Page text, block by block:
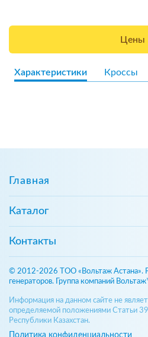
Цены
Характеристики Кроссы
Главная
Каталог
Контакты
© 2012-2026 ТОО «Вольтаж Астана».
генераторов. Группа компаний
Информация на данном сайте не
определяемой положениями Статьи
Республики Казахстан.
Политика конфиденциальности